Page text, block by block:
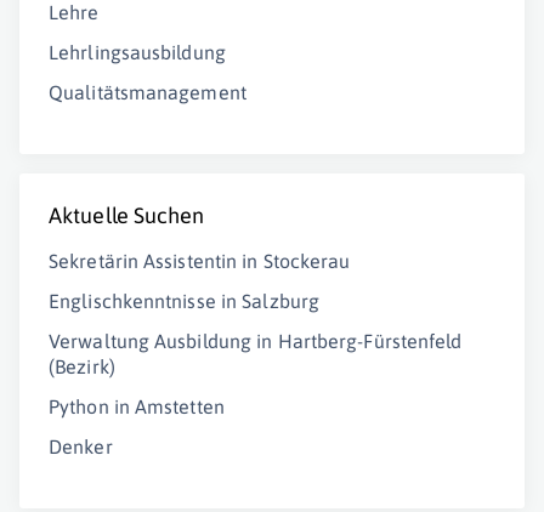
Lehre
Lehrlingsausbildung
Qualitätsmanagement
Aktuelle Suchen
Sekretärin Assistentin in Stockerau
Englischkenntnisse in Salzburg
Verwaltung Ausbildung in Hartberg-Fürstenfeld
(Bezirk)
Python in Amstetten
Denker